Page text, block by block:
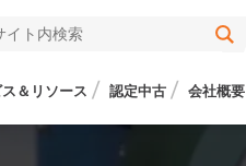
＆リソース 認定中古 会社概要